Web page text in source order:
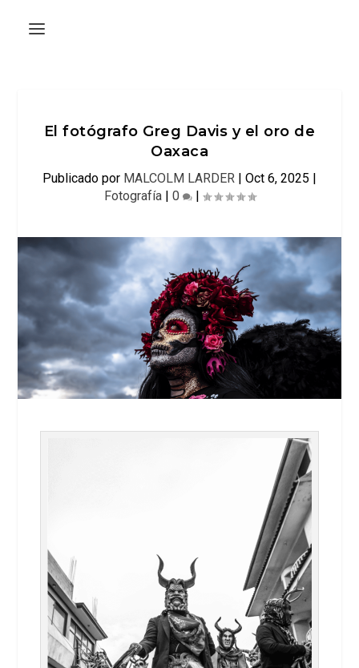
El fotógrafo Greg Davis y el oro de
Oaxaca
Publicado por MALCOLM LARDER | Oct 6, 2025 |
Fotografía| 0 |